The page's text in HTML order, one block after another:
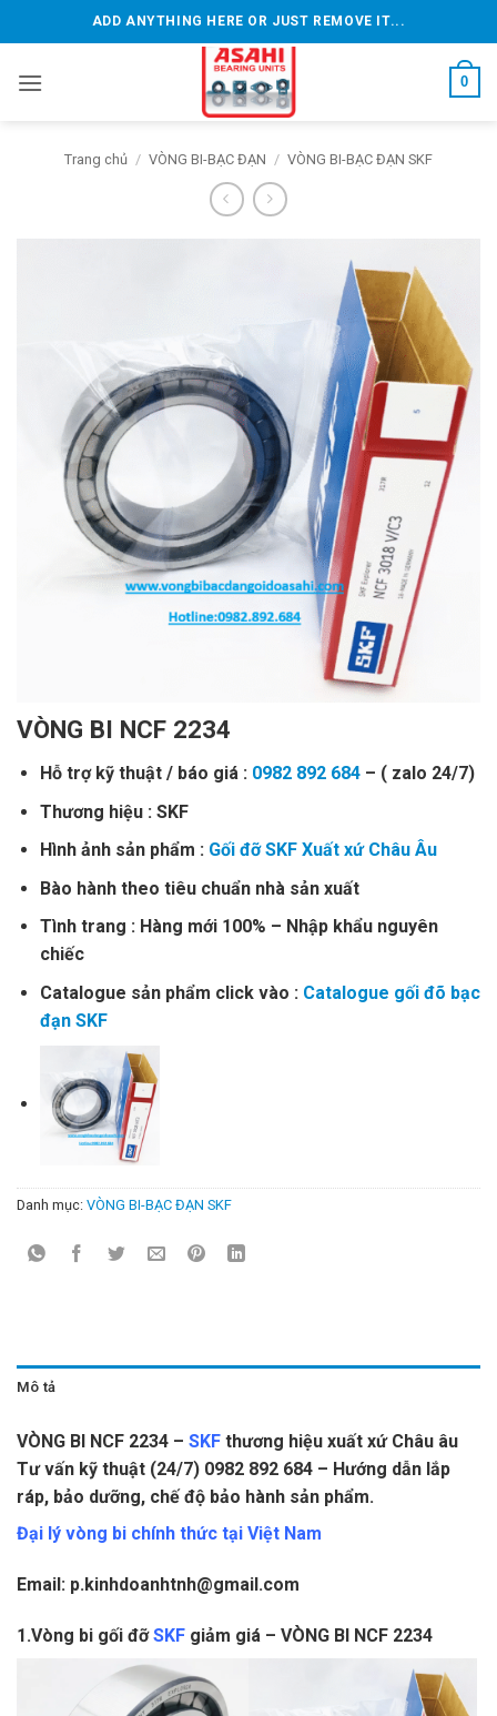
qua
dung
ADD ANYTHING HERE OR JUST REMOVE IT...
0
Trang chủ / VÒNG BI-BẠC ĐẠN / VÒNG BI-BẠC ĐẠN SKF
VÒNG BI NCF 2234
Hỗ trợ kỹ thuật / báo giá : 0982 892 684– ( zalo 24/7)
Thương hiệu : SKF
Hình ảnh sản phẩm : Gối đỡ SKF Xuất xứ Châu Âu
Bào hành theo tiêu chuẩn nhà sản xuất
Tình trang : Hàng mới 100% – Nhập khẩu nguyên
chiếc
Catalogue sản phẩm click vào : Catalogue gối đõ bạc
đạn SKF
Danh mục: VÒNG BI-BẠC ĐẠN SKF
Mô tả
VÒNG BI NCF 2234 – SKF thương hiệu xuất xứ Châu âu
Tư vấn kỹ thuật (24/7) 0982 892 684 – Hướng dẫn lắp
ráp, bảo dưỡng, chế độ bảo hành sản phẩm.
Đại lý vòng bi chính thức tại Việt Nam
Email: p.kinhdoanhtnh@gmail.com
1.Vòng bi gối đỡSKF giảm giá – VÒNG BI NCF 2234